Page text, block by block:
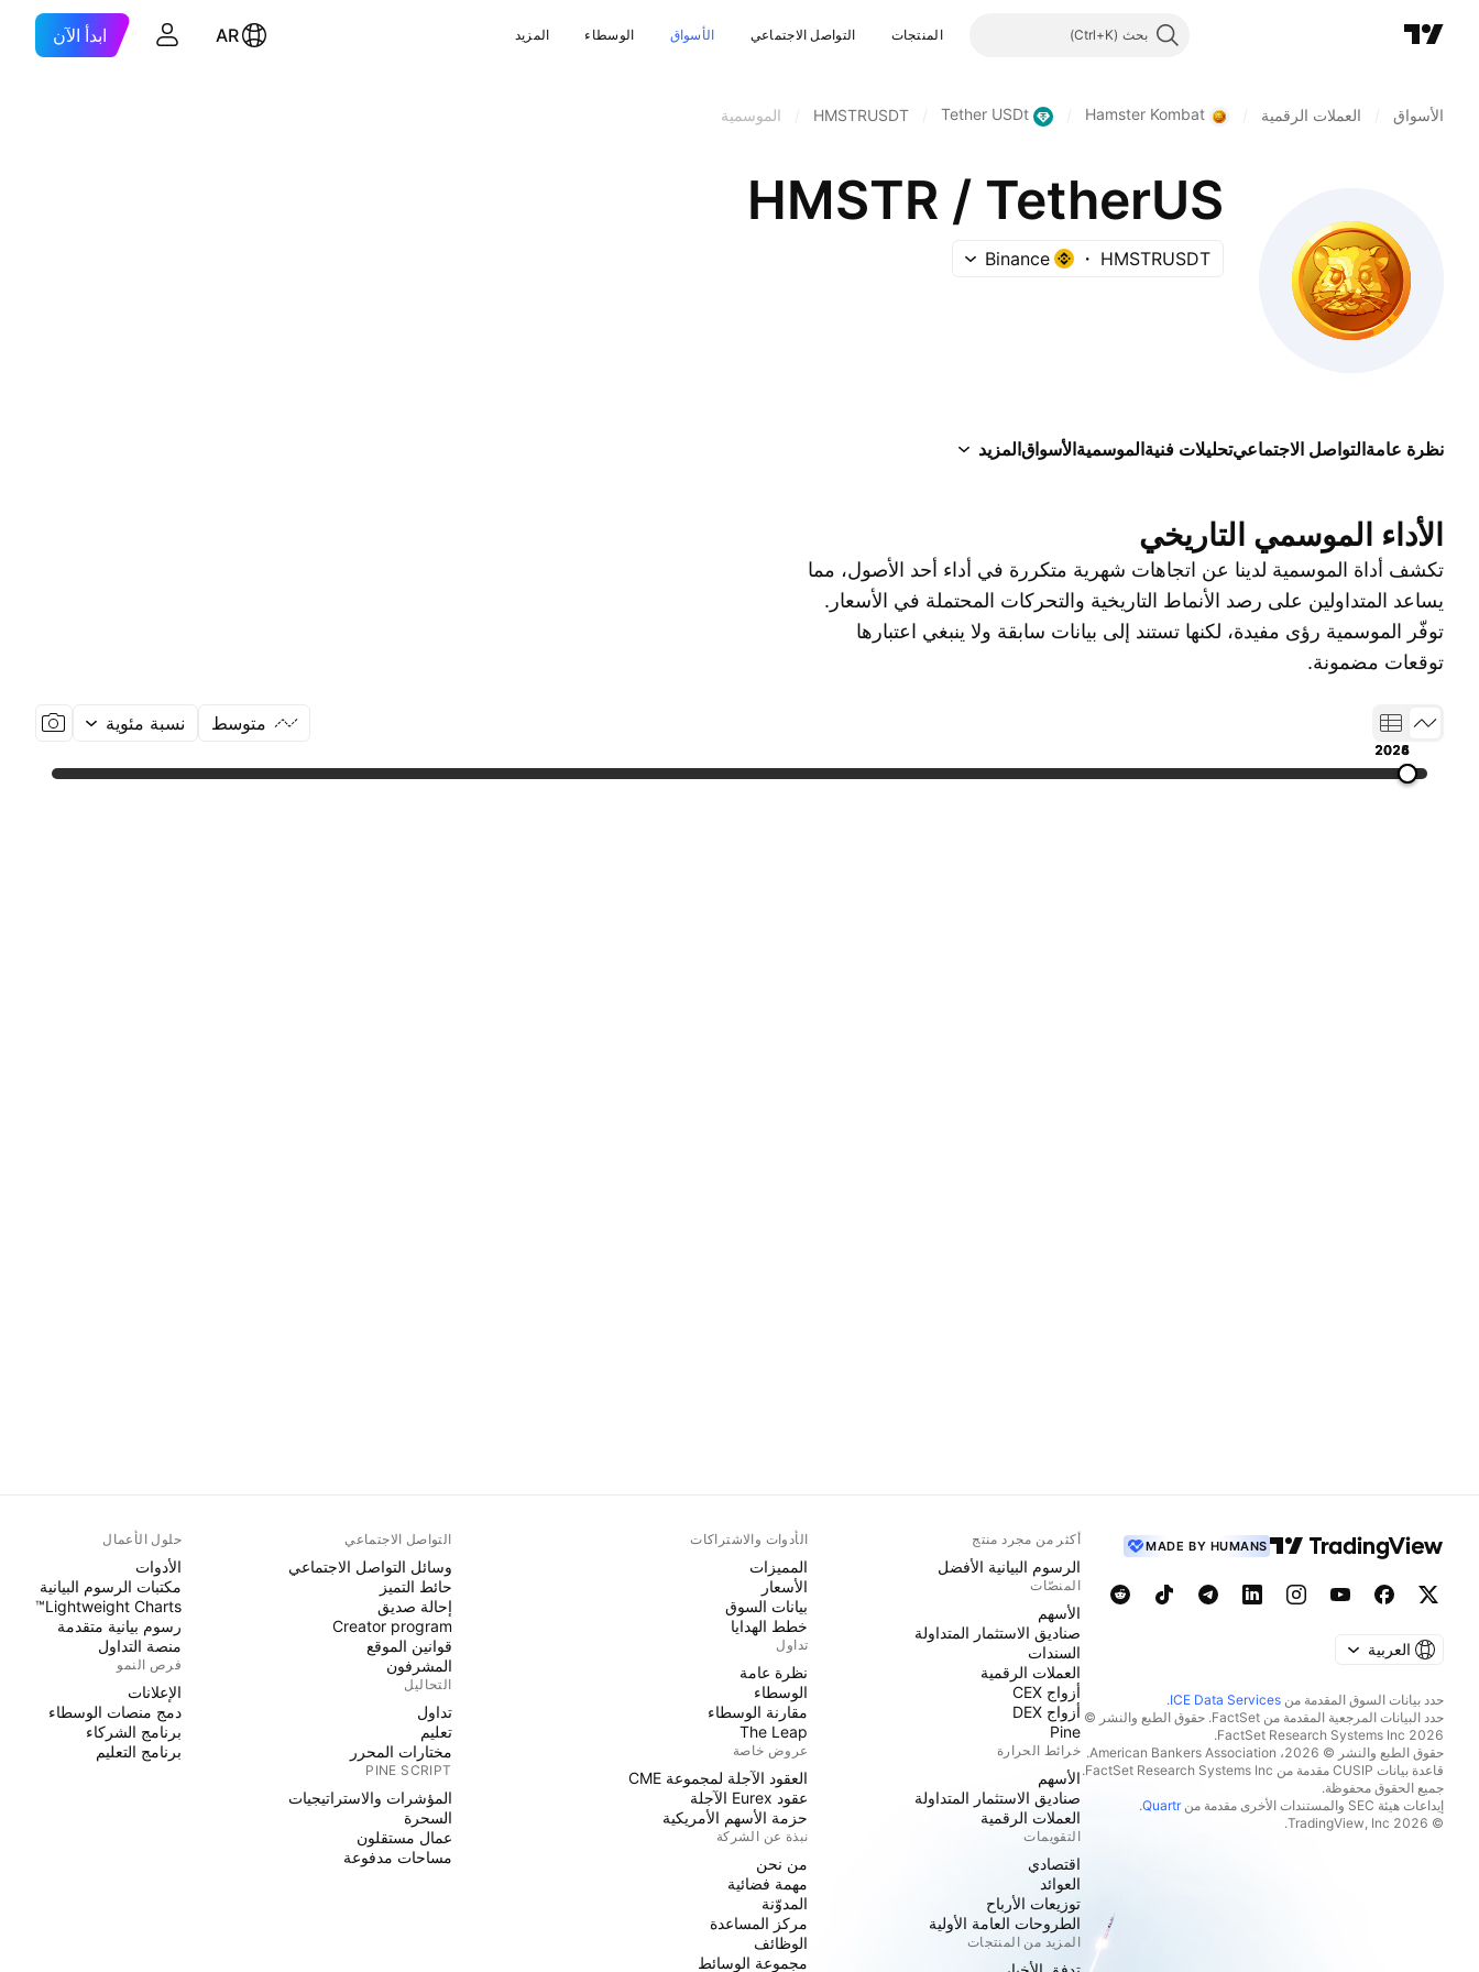
بحث المنتجات التواصل الاجتماعي الأسواق الوسطاء المزيد AR ابدأ الآن
الأسواق العملات الرقمية Hamster Kombat
Tether USDt
HMSTRUSDT الموسمية
HMSTR / TetherUS
HMSTRUSDT
Binance
نظرة عامةالتواصل الاجتماعيتحليلات فنيةالموسميةالأسواقالمزيد
الأداء الموسمي التاريخي
تكشف أداة الموسمية لدينا عن اتجاهات شهرية متكررة في أداء أحد الأصول، مما
يساعد المتداولين على رصد الأنماط التاريخية والتحركات المحتملة في الأسعار.
توفّر الموسمية رؤى مفيدة، لكنها تستند إلى بيانات سابقة ولا ينبغي اعتبارها
توقعات مضمونة.
متوسط نسبة مئوية
2024
2025
2026
MADE BY HUMANS
العربية
حدد بيانات السوق المقدمة من ICE Data Services
.
حدد البيانات المرجعية المقدمة من FactSet. حقوق الطبع والنشر ©
2026 FactSet Research Systems Inc.
حقوق الطبع والنشر © 2026، American Bankers Association.
قاعدة بيانات CUSIP مقدمة من FactSet Research Systems Inc.
جميع الحقوق محفوظة.
إيداعات هيئة SEC والمستندات الأخرى مقدمة من
Quartr
.
© 2026 TradingView, Inc.
أكثر من مجرد منتج
الرسوم البيانية الأفضل
المنصّات
الأسهم
صناديق الاستثمار المتداولة
السندات
العملات الرقمية
أزواج CEX
أزواج DEX
Pine
خرائط الحرارة
الأسهم
صناديق الاستثمار المتداولة
العملات الرقمية
التقويمات
اقتصادي
العوائد
توزيعات الأرباح
الطروحات العامة الأولية
المزيد من المنتجات
الأدوات والاشتراكات
المميزات
الأسعار
بيانات السوق
خطط الهدايا
تداول
نظرة عامة
الوسطاء
مقارنة الوسطاء
The Leap
عروض خاصة
العقود الآجلة لمجموعة CME
عقود Eurex الآجلة
حزمة الأسهم الأمريكية
نبذة عن الشركة
من نحن
مهمة فضائية
المدوّنة
مركز المساعدة
الوظائف
مجموعة الوسائط
التواصل الاجتماعي
وسائل التواصل الاجتماعي
حائط التميز
إحالة صديق
Creator program
قوانين الموقع
المشرفون
التحاليل
تداول
تعليم
مختارات المحرر
PINE SCRIPT
المؤشرات والاستراتيجيات
السحرة
عمال مستقلون
مساحات مدفوعة
حلول الأعمال
الأدوات
مكتبات الرسوم البيانية
Lightweight Charts™
رسوم بيانية متقدمة
منصة التداول
فرص النمو
الإعلانات
دمج منصات الوسطاء
برنامج الشركاء
برنامج التعليم